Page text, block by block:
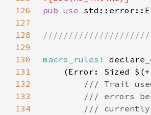
126
pub use
127
128
129
130
macro_rules!
131
(Error: Sized $(+
132
133
134